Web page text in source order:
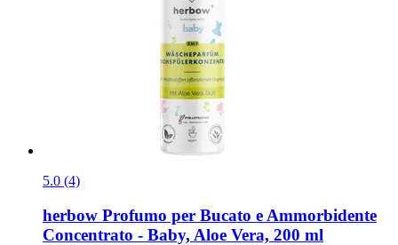
5.0 (4)
herbow Profumo per Bucato e Ammorbidente
Concentrato -​ Baby, Aloe Vera, 200 ml